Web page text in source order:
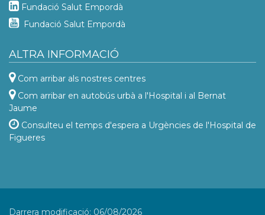
Fundació Salut Empordà
Fundació Salut Empordà
ALTRA INFORMACIÓ
Com arribar als nostres centres
Com arribar en autobús urbà a l'Hospital i al Bernat
Jaume
Consulteu el temps d'espera a Urgències de l'Hospital de
Figueres
Darrera modificació: 06/08/2026